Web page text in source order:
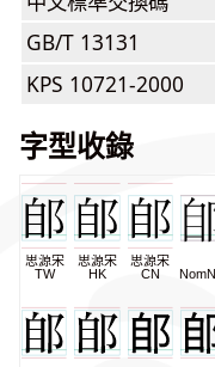
GB/T 13131
KPS 10721-2000
字型收錄
思源宋
TW
思源宋
HK
思源宋
CN